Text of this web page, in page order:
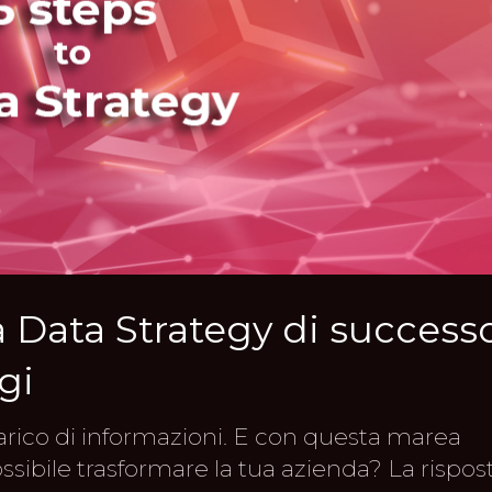
Strategy di
di informazioni. E con questa marea
trasformare la tua azienda? La